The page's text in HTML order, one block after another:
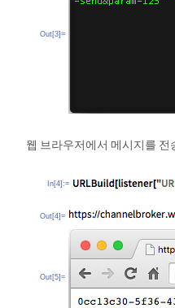
Out[3]=
웹 브라우저에서 메시지를 전
In[4]:=
Out[4]=
Out[5]=